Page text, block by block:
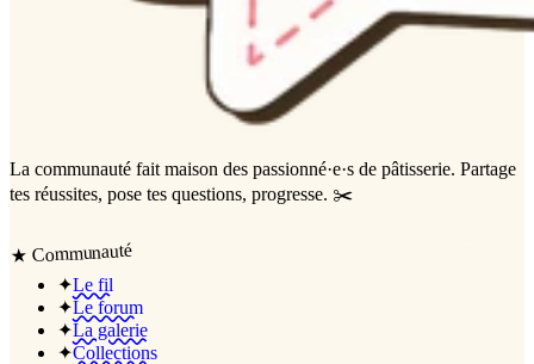
La communauté fait maison des passionné·e·s de pâtisserie. Partage
tes réussites, pose tes questions, progresse. ✂️
★ Communauté
✦Le fil
✦Le forum
✦La galerie
✦Collections